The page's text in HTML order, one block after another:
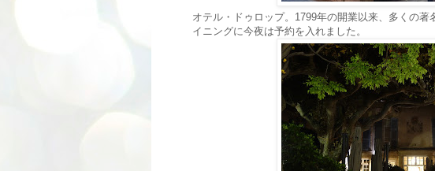
オテル・ドゥロップ。1799年の開業以来、多くの
イニングに今夜は予約を入れました。